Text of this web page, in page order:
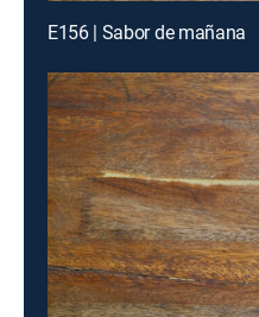
E156 | Sabor de mañana